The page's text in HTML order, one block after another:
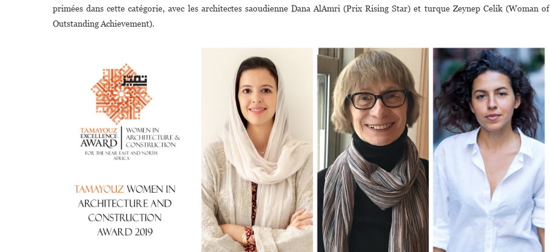
D’excellence
primées dans cette catégorie, avec les architectes saoudienne Dana AlAmri (Prix Rising Star) et turque Zeynep Celik (Woman of
Outstanding Achievement).